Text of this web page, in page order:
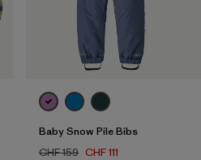
Baby Snow Pile Bibs
CHF 159 CHF 111